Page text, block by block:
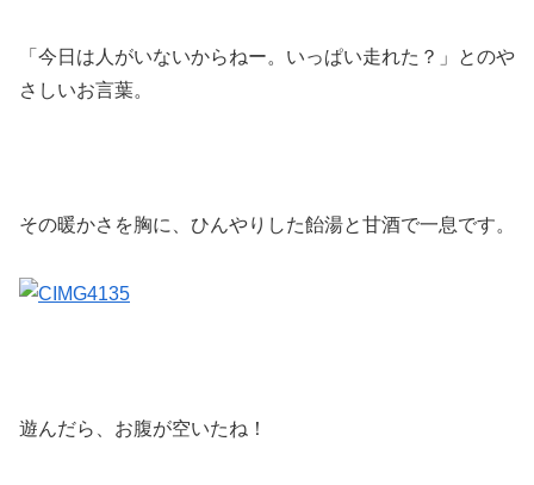
「今日は人がいないからねー。いっぱい走れた？」とのや
さしいお言葉。
その暖かさを胸に、ひんやりした飴湯と甘酒で一息です。
遊んだら、お腹が空いたね！